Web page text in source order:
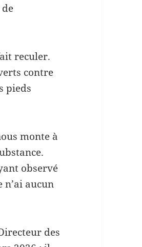
reculer.
contre
pieds
monte à
observé
n’ai aucun
des